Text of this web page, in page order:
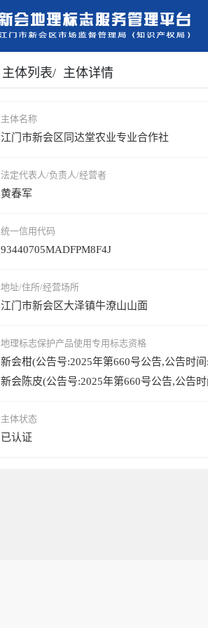
主体列表/ 主体详情
主体名称
江门市新会区同达堂农业专业合作社
法定代表人/负责人/经营者
黄春军
统一信用代码
93440705MADFPM8F4J
地址/住所/经营场所
江门市新会区大泽镇牛潦山山面
地理标志保护产品使用专用标志资格
新会柑(公告号:2025年第660号公告,公告时
新会陈皮(公告号:2025年第660号公告,公告
主体状态
已认证